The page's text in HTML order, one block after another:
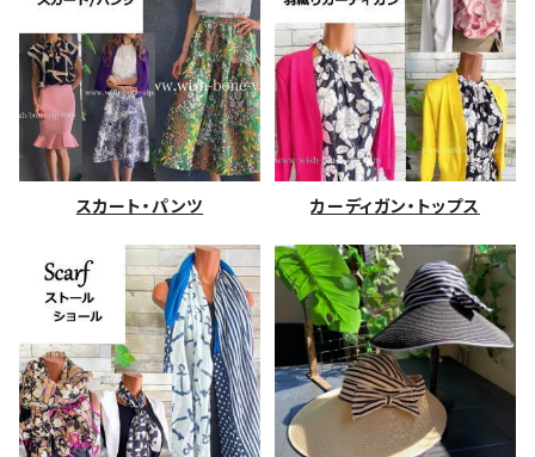
スカート・パンツ カーディガン・トップス